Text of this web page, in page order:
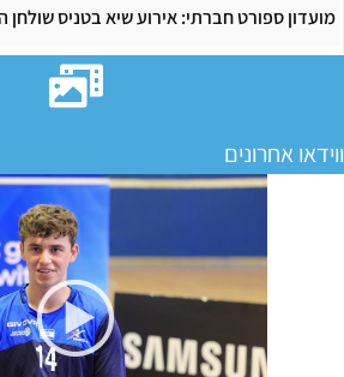
מועדון ספורט חברתי: אירוע שיא בטניס שולחן
ווידאו אחרונים